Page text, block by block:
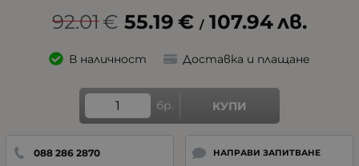
92.01€ 55.19 € / 107.94лв.
В наличност Доставка и плащане
бр. КУПИ
088 286 2870 НАПРАВИ ЗАПИТВАНЕ